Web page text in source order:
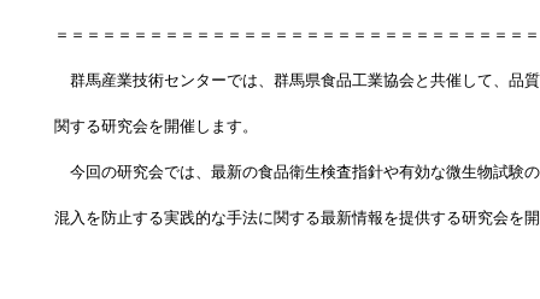
＝＝＝＝＝＝＝＝＝＝＝＝＝＝＝＝＝＝＝＝＝＝＝＝＝＝＝＝＝＝
群馬産業技術センターでは、群馬県食品工業協会と共催して、品
関する研究会を開催します。
今回の研究会では、最新の食品衛生検査指針や有効な微生物試験
混入を防止する実践的な手法に関する最新情報を提供する研究会を